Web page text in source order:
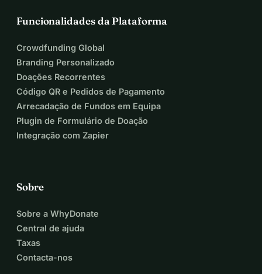
Funcionalidades da Plataforma
Crowdfunding Global
Branding Personalizado
Doações Recorrentes
Código QR e Pedidos de Pagamento
Arrecadação de Fundos em Equipa
Plugin de Formulário de Doação
Integração com Zapier
Sobre
Sobre a WhyDonate
Central de ajuda
Taxas
Contacta-nos